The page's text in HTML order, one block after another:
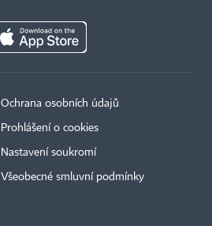
Ochrana osobních údajů
Prohlášení o cookies
Nastavení soukromí
Všeobecné smluvní podmínky